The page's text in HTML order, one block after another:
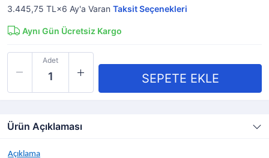
3.445,75 TL×6 Ay'a Varan Taksit Seçenekleri
Aynı Gün Ücretsiz Kargo
Adet
Ürün Açıklaması
Açıklama